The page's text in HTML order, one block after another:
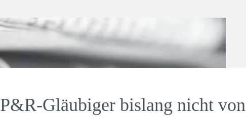
P&R-Gläubiger bislang nicht von